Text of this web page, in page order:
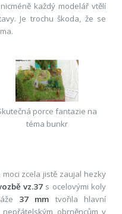
každý modelář vtělí
Je trochu škoda, že se
porce fantazie na
téma bunkr
zcela jistě zaujal hezky
vz.37s ocelovými koly
37 mm tvořila hlavní
obrněncům v